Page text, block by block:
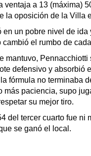
ventaja a 13 (máxima)
la oposición de la Villa
en un pobre nivel de ida
el rumbo de
mantuvo, Pennacchiotti
defensivo y absorbió
fórmula no terminaba
más paciencia, supo
su mejor tiro.
del tercer cuarto fue ni
se ganó el local.